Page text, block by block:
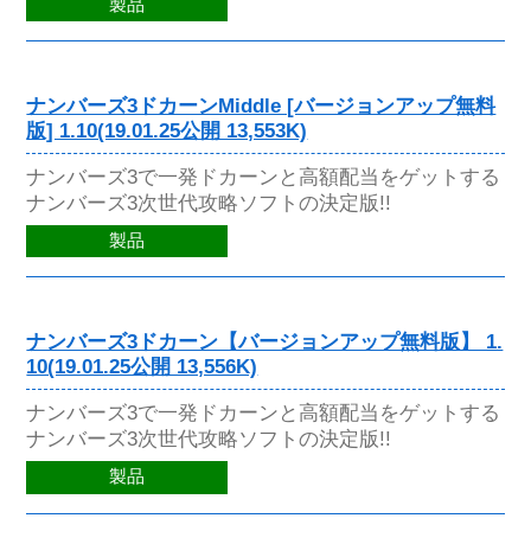
製品
ナンバーズ3ドカーンMiddle [バージョンアップ無料
版] 1.10(19.01.25公開 13,553K)
ナンバーズ3で一発ドカーンと高額配当をゲットする
ナンバーズ3次世代攻略ソフトの決定版!!
製品
ナンバーズ3ドカーン【バージョンアップ無料版】 1.
10(19.01.25公開 13,556K)
ナンバーズ3で一発ドカーンと高額配当をゲットする
ナンバーズ3次世代攻略ソフトの決定版!!
製品